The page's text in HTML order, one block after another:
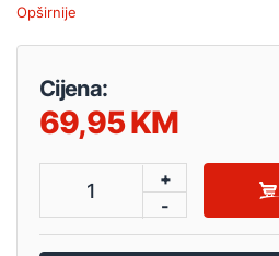
Opširnije
Cijena:
69,95
1
+
-